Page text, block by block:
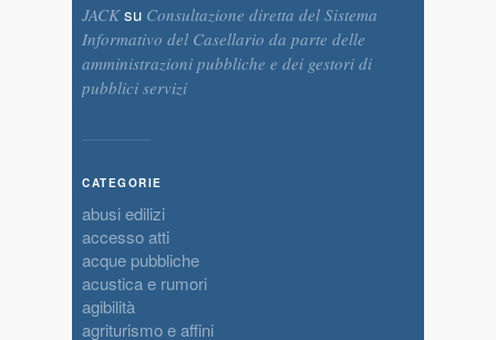
JACKsu Consultazione diretta del Sistema
Informativo del Casellario da parte delle
amministrazioni pubbliche e dei gestori di
pubblici servizi
CATEGORIE
abusi edilizi
accesso atti
acque pubbliche
acustica e rumori
agibilità
agriturismo e affini